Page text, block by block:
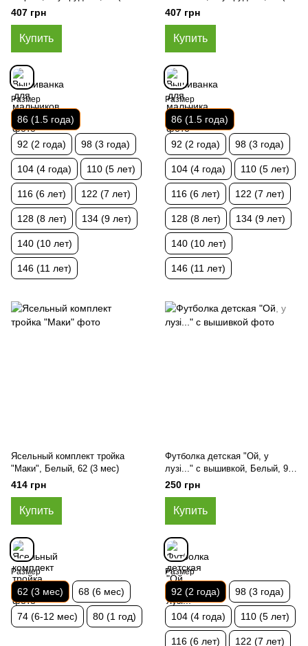
года)
407 грн
Купить
Размер
86 (1.5 года)
92 (2 года) 98 (3 года)
104 (4 года) 110 (5 лет)
116 (6 лет) 122 (7 лет)
128 (8 лет) 134 (9 лет)
140 (10 лет)
146 (11 лет)
года)
407 грн
Купить
Размер
86 (1.5 года)
92 (2 года) 98 (3 года)
104 (4 года) 110 (5 лет)
116 (6 лет) 122 (7 лет)
128 (8 лет) 134 (9 лет)
140 (10 лет)
146 (11 лет)
Ясельный комплект тройка
"Маки", Белый, 62 (3 мес)
414 грн
Купить
Размер
62 (3 мес) 68 (6 мес)
74 (6-12 мес) 80 (1 год)
Футболка детская "Ой, у
лузі..." с вышивкой, Белый, 92
(2 года)
250 грн
Купить
Размер
92 (2 года) 98 (3 года)
104 (4 года) 110 (5 лет)
116 (6 лет) 122 (7 лет)